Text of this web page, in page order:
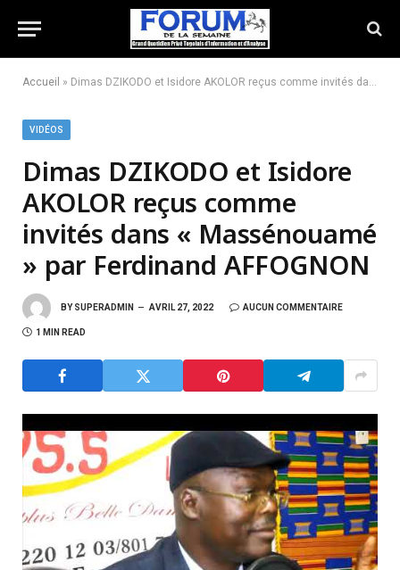
Accueil » Dimas DZIKODO et Isidore AKOLOR reçus comme invités dans « Massénouamé » par Ferdinand AFFOGNON
VIDÉOS
Dimas DZIKODO et Isidore
AKOLOR reçus comme
invités dans « Massénouamé
» par Ferdinand AFFOGNON
BY SUPERADMIN AVRIL 27, 2022 AUCUN COMMENTAIRE
1 MIN READ